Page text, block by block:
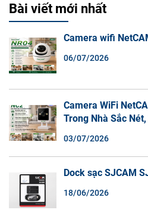
Bài viết mới nhất
Camera wifi
06/07/2026
Camera WiFi
Trong Nhà Sắc
03/07/2026
Dock sạc SJCAM
18/06/2026